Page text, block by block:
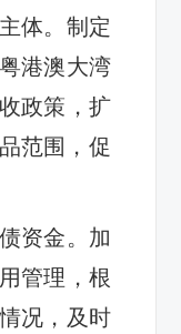
体。制定
港澳大湾
政策，扩
范围，促
资金。加
管理，根
况，及时